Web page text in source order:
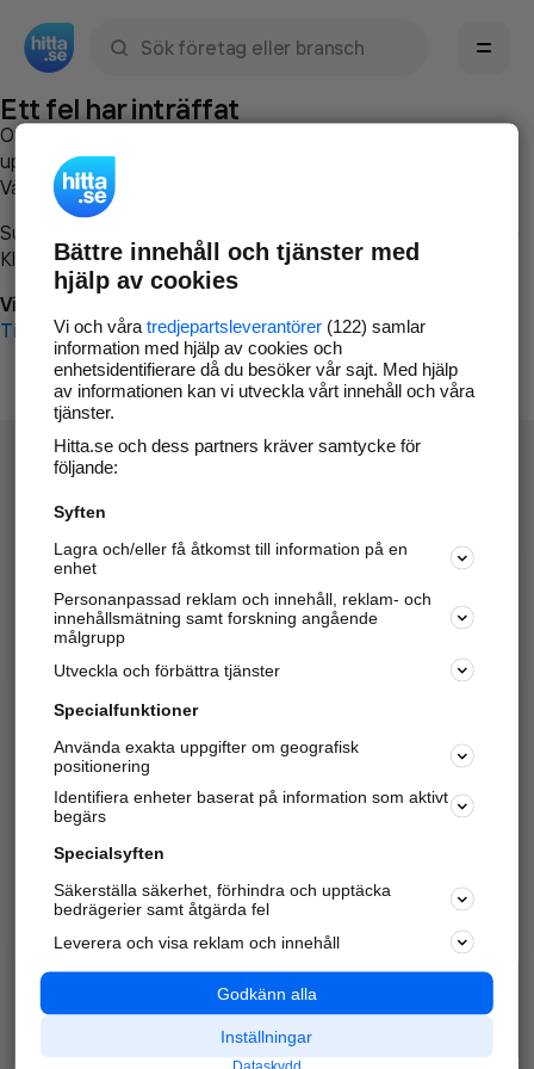
Ett fel har inträffat
Om du vill kan du
uppstod så att vi lättare och snabbare kan avhjälpa det.
Vänligen försök med följande:
Surfa till
Klicka påTillbaka-knappen i webbläsaren och försök igen
Vi beklagar besväret!
Till startsidan
Hitta.se - Gratis nummerupplysning.
Sök företag, personer och platser.
Hitta telefonnummer, adresser, företagsinfo mm.
Marknadsför företaget
Kom igång och annonsera mot
samarbetspartners nära dig.
Alla kategorier
Populära sökningar
API & Kartor
Annonsera
Integritet
Nödnummer
Bättre innehåll och tjänster med
hjälp av cookies
Vi och våra tredjepartsleverantörer(122) samlar
information med hjälp av cookies och
enhetsidentifierare då du besöker vår sajt. Med hjälp
av informationen kan vi utveckla vårt innehåll och våra
tjänster.
Hitta.se och dess partners kräver samtycke för
följande:
Syften
Lagra och/eller få åtkomst till information på en
enhet
Personanpassad reklam och innehåll, reklam- och
innehållsmätning samt forskning angående
målgrupp
Utveckla och förbättra tjänster
Specialfunktioner
Använda exakta uppgifter om geografisk
positionering
Identifiera enheter baserat på information som aktivt
begärs
Specialsyften
Säkerställa säkerhet, förhindra och upptäcka
bedrägerier samt åtgärda fel
Leverera och visa reklam och innehåll
Godkänn alla
Inställningar
Dataskydd